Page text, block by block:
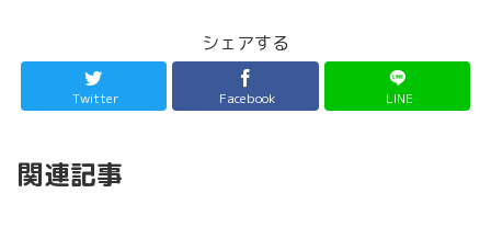
シェアする
Twitter Facebook LINE
関連記事